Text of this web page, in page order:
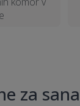
za